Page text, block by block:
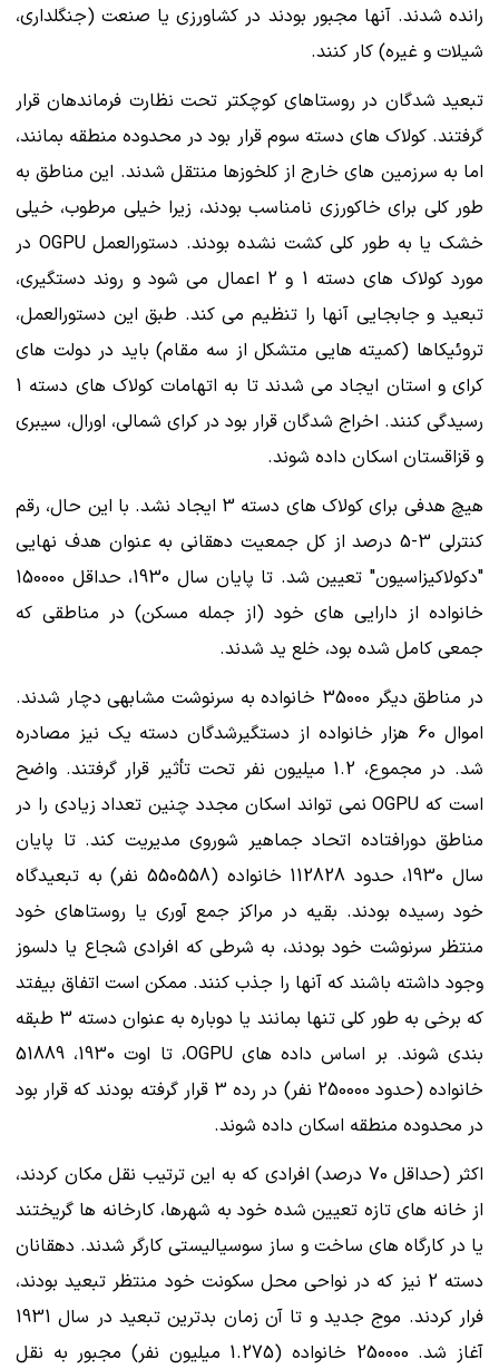
رانده شدند. آنها مجبور بودند در کشاورزی یا صنعت (جنگلداری،
شیلات و غیره) کار کنند.
تبعید شدگان در روستاهای کوچکتر تحت نظارت فرماندهان قرار
گرفتند. کولاک های دسته سوم قرار بود در محدوده منطقه بمانند،
اما به سرزمین های خارج از کلخوزها منتقل شدند. این مناطق به
طور کلی برای خاکورزی نامناسب بودند، زیرا خیلی مرطوب، خیلی
خشک یا به طور کلی کشت نشده بودند. دستورالعمل OGPU در
مورد کولاک های دسته 1 و 2 اعمال می شود و روند دستگیری،
تبعید و جابجایی آنها را تنظیم می کند. طبق این دستورالعمل،
تروئیکاها (کمیته هایی متشکل از سه مقام) باید در دولت های
کرای و استان ایجاد می شدند تا به اتهامات کولاک های دسته 1
رسیدگی کنند. اخراج شدگان قرار بود در کرای شمالی، اورال، سیبری
و قزاقستان اسکان داده شوند.
هیچ هدفی برای کولاک های دسته 3 ایجاد نشد. با این حال، رقم
کنترلی 3-5 درصد از کل جمعیت دهقانی به عنوان هدف نهایی
"دکولاکیزاسیون" تعیین شد. تا پایان سال 1930، حداقل 150000
خانواده از دارایی های خود (از جمله مسکن) در مناطقی که
جمعی کامل شده بود، خلع ید شدند.
در مناطق دیگر 35000 خانواده به سرنوشت مشابهی دچار شدند.
اموال 60 هزار خانواده از دستگیرشدگان دسته یک نیز مصادره
شد. در مجموع، 1.2 میلیون نفر تحت تأثیر قرار گرفتند. واضح
است که OGPU نمی تواند اسکان مجدد چنین تعداد زیادی را در
مناطق دورافتاده اتحاد جماهیر شوروی مدیریت کند. تا پایان
سال 1930، حدود 112828 خانواده (550558 نفر) به تبعیدگاه
خود رسیده بودند. بقیه در مراکز جمع آوری یا روستاهای خود
منتظر سرنوشت خود بودند، به شرطی که افرادی شجاع یا دلسوز
وجود داشته باشند که آنها را جذب کنند. ممکن است اتفاق بیفتد
که برخی به طور کلی تنها بمانند یا دوباره به عنوان دسته 3 طبقه
بندی شوند. بر اساس داده های OGPU، تا اوت 1930، 51889
خانواده (حدود 250000 نفر) در رده 3 قرار گرفته بودند که قرار بود
در محدوده منطقه اسکان داده شوند.
اکثر (حداقل 70 درصد) افرادی که به این ترتیب نقل مکان کردند،
از خانه های تازه تعیین شده خود به شهرها، کارخانه ها گریختند
یا در کارگاه های ساخت و ساز سوسیالیستی کارگر شدند. دهقانان
دسته 2 نیز که در نواحی محل سکونت خود منتظر تبعید بودند،
فرار کردند. موج جدید و تا آن زمان بدترین تبعید در سال 1931
آغاز شد. 250000 خانواده (1.275 میلیون نفر) مجبور به نقل